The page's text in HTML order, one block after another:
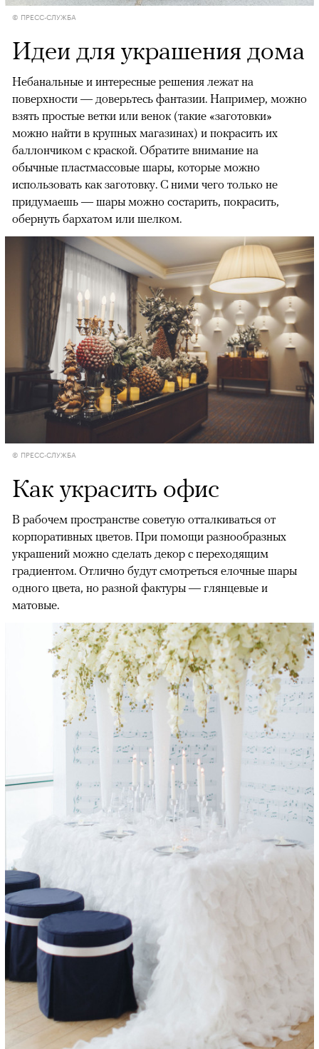
© ПРЕСС-СЛУЖБА
Идеи для украшения дома
Небанальные и интересные решения лежат на
поверхности — доверьтесь фантазии. Например, можно
взять простые ветки или венок (такие «заготовки»
можно найти в крупных магазинах) и покрасить их
баллончиком с краской. Обратите внимание на
обычные пластмассовые шары, которые можно
использовать как заготовку. С ними чего только не
придумаешь — шары можно состарить, покрасить,
обернуть бархатом или шелком.
© ПРЕСС-СЛУЖБА
Как украсить офис
В рабочем пространстве советую отталкиваться от
корпоративных цветов. При помощи разнообразных
украшений можно сделать декор с переходящим
градиентом. Отлично будут смотреться елочные шары
одного цвета, но разной фактуры — глянцевые и
матовые.